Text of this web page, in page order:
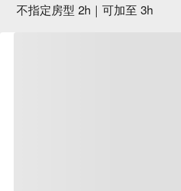
不指定房型 2h｜可加至 3h